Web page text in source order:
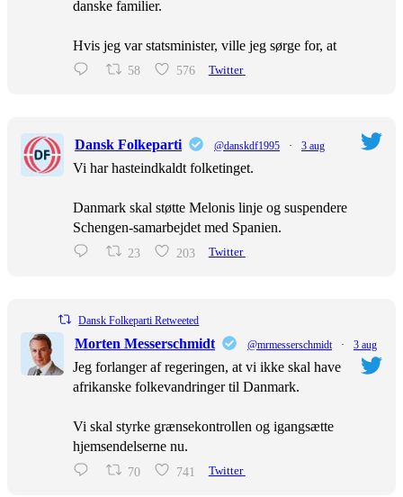
danske familier.
Hvis jeg var statsminister, ville jeg sørge for, at
58 576 Twitter
Dansk Folkeparti @danskdf1995 · 3 aug
Vi har hasteindkaldt folketinget.
Danmark skal støtte Melonis linje og suspendere
Schengen-samarbejdet med Spanien.
23 203 Twitter
Dansk Folkeparti Retweeted
Morten Messerschmidt @mrmesserschmidt · 3 aug
Jeg forlanger af regeringen, at vi ikke skal have
afrikanske folkevandringer til Danmark.
Vi skal styrke grænsekontrollen og igangsætte
hjemsendelserne nu.
70 741 Twitter